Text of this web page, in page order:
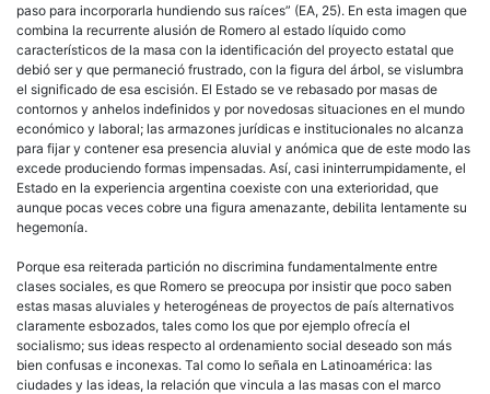
paso para incorporarla hundiendo sus raíces” (EA, 25). En esta imagen que
combina la recurrente alusión de Romero al estado líquido como
característicos de la masa con la identificación del proyecto estatal que
debió ser y que permaneció frustrado, con la figura del árbol, se vislumbra
el significado de esa escisión. El Estado se ve rebasado por masas de
contornos y anhelos indefinidos y por novedosas situaciones en el mundo
económico y laboral; las armazones jurídicas e institucionales no alcanza
para fijar y contener esa presencia aluvial y anómica que de este modo las
excede produciendo formas impensadas. Así, casi ininterrumpidamente, el
Estado en la experiencia argentina coexiste con una exterioridad, que
aunque pocas veces cobre una figura amenazante, debilita lentamente su
hegemonía.
Porque esa reiterada partición no discrimina fundamentalmente entre
clases sociales, es que Romero se preocupa por insistir que poco saben
estas masas aluviales y heterogéneas de proyectos de país alternativos
claramente esbozados, tales como los que por ejemplo ofrecía el
socialismo; sus ideas respecto al ordenamiento social deseado son más
bien confusas e inconexas. Tal como lo señala en Latinoamérica: las
ciudades y las ideas, la relación que vincula a las masas con el marco